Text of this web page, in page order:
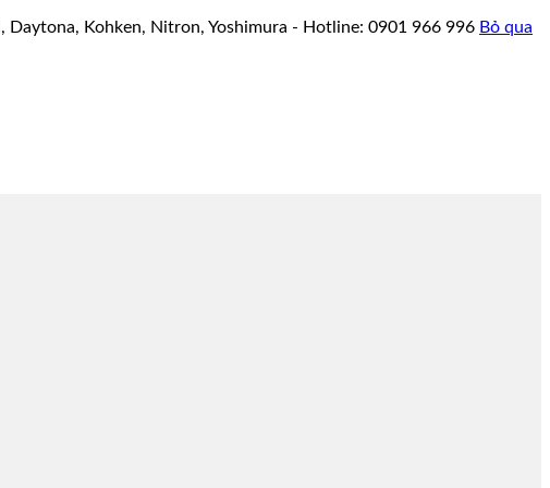
Kohken, Nitron, Yoshimura - Hotline: 0901 966 996 Bỏ qua